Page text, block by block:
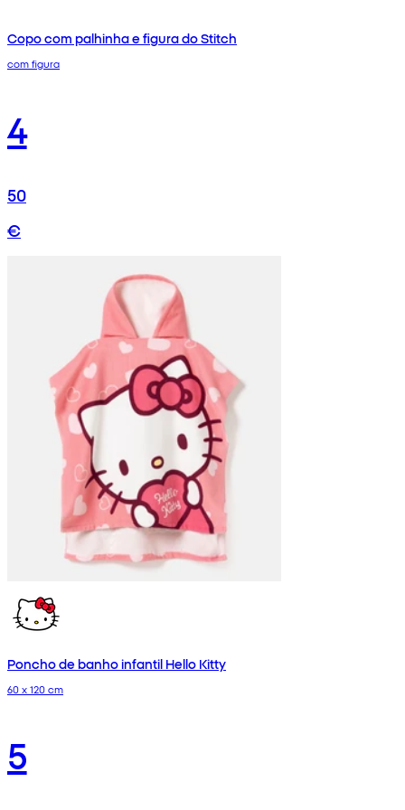
Copo com palhinha e figura do Stitch
com figura
4
50
€
Poncho de banho infantil Hello Kitty
60 x 120 cm
5